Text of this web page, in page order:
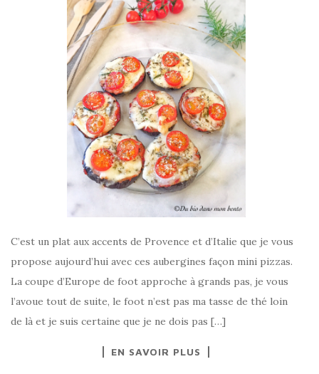
C’est un plat aux accents de Provence et d’Italie que je vous
propose aujourd’hui avec ces aubergines façon mini pizzas.
La coupe d’Europe de foot approche à grands pas, je vous
l’avoue tout de suite, le foot n’est pas ma tasse de thé loin
de là et je suis certaine que je ne dois pas […]
EN SAVOIR PLUS